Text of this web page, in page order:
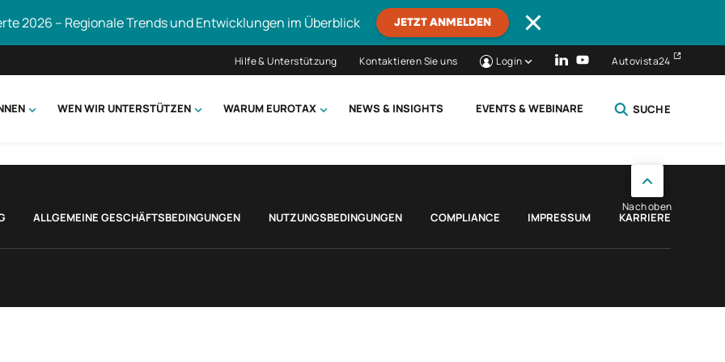
2026 – Regionale Trends und Entwicklungen im Überblick JETZT ANMELDEN
Hilfe & Unterstützung Kontaktieren Sie uns Login Autovista24
WEN WIR UNTERSTÜTZEN WARUM EUROTAX NEWS & INSIGHTS EVENTS & WEBINARE SUCHE
ALLGEMEINE GESCHÄFTSBEDINGUNGEN NUTZUNGSBEDINGUNGEN COMPLIANCE IMPRESSUM KARRIERE
Nach oben